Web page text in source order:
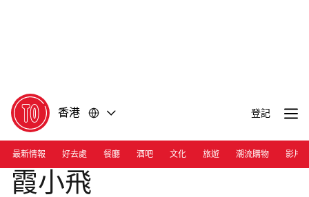
香港 登記
最新情報 好去處 餐廳 酒吧 文化 旅遊 潮流購物 影片
霞小飛